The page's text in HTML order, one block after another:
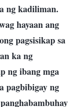
ng kadiliman.
hayaan ang
pagsisikap sa
ka ng
ng ibang mga
pagbibigay ng